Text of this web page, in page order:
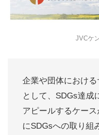
JVCケ
企業や団体におけ
として、SDGs達成
アピールするケー
にSDGsへの取り組